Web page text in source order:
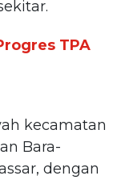
TPA
kecamatan
Bara-
dengan